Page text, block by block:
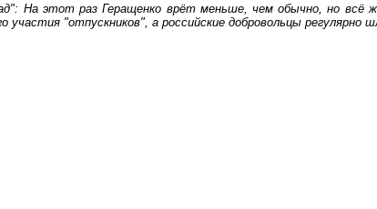
На этот раз Геращенко врёт меньше, чем обычно, но всё
участия "отпускников", а российские добровольцы регулярно